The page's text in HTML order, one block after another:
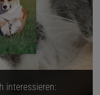
interessieren: